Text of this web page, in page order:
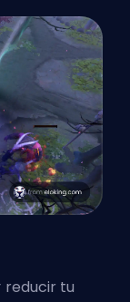
reducir tu